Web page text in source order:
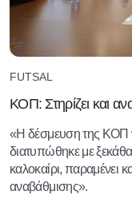
FUTSAL
ΚΟΠ: Στηρίζει και
«Η δέσμευση της ΚΟΠ
διατυπώθηκε με
καλοκαίρι, παραμένει
αναβάθμισης».